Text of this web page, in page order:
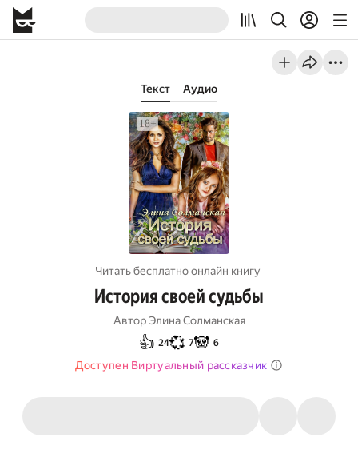
Текст Аудио
Читать бесплатно онлайн книгу
История своей судьбы
Автор Элина Солманская
👍 24💞 7🐼 6
Доступен Виртуальный рассказчик